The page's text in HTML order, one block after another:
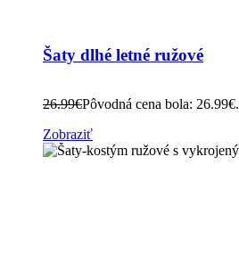
Šaty dlhé letné ružové
26.99€Pôvodná cena bola: 26.99€.
Zobraziť